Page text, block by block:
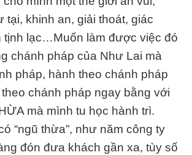
tại, khinh an, giải thoát, giác
tịnh lạc…Muốn làm được việc đó
chánh pháp của Như Lai mà
pháp, hành theo chánh pháp
chánh pháp ngay bằng với
mà mình tu học hành trì.
“ngũ thừa”, như năm công ty
đón đưa khách gần xa, tùy số